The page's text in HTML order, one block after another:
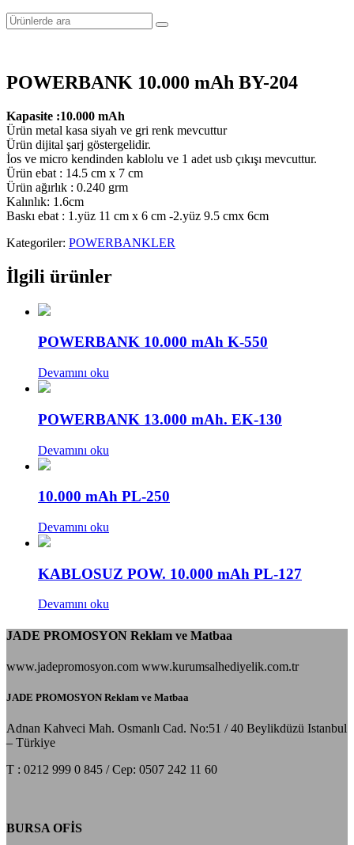
POWERBANK 10.000 mAh BY-204
Kapasite :10.000 mAh
Ürün metal kasa siyah ve gri renk mevcuttur
Ürün dijital şarj göstergelidir.
İos ve micro kendinden kablolu ve 1 adet usb çıkışı mevcuttur.
Ürün ebat : 14.5 cm x 7 cm
Ürün ağırlık : 0.240 grm
Kalınlık: 1.6cm
Baskı ebat : 1.yüz 11 cm x 6 cm -2.yüz 9.5 cmx 6cm
Kategoriler: POWERBANKLER
İlgili ürünler
POWERBANK 10.000 mAh K-550
Devamını oku
POWERBANK 13.000 mAh. EK-130
Devamını oku
10.000 mAh PL-250
Devamını oku
KABLOSUZ POW. 10.000 mAh PL-127
Devamını oku
JADE PROMOSYON Reklam ve Matbaa
www.jadepromosyon.com www.kurumsalhediyelik.com.tr
JADE PROMOSYON Reklam ve Matbaa
Adnan Kahveci Mah. Osmanlı Cad. No:51 / 40 Beylikdüzü Istanbul
– Türkiye
T : 0212 999 0 845 / Cep: 0507 242 11 60
BURSA OFİS